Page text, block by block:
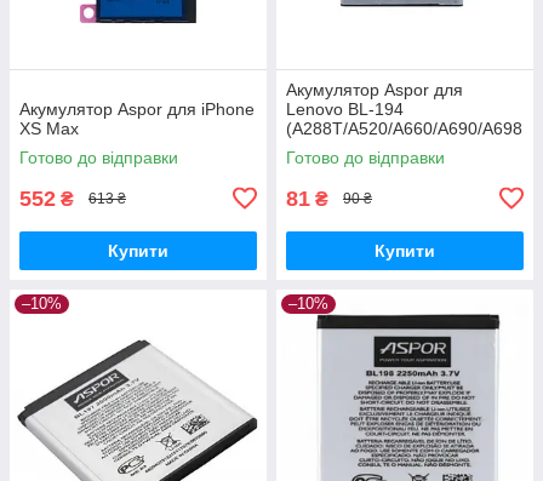
Акумулятор Aspor для iPhone
XS Max
Готово до відправки
552 ₴ 613 ₴
Купити
Акумулятор Aspor для
Lenovo BL-194
(A288T/A520/A660/A690/A698
t/S760/S850e)
Готово до відправки
81 ₴ 90 ₴
Купити
–10% –10%